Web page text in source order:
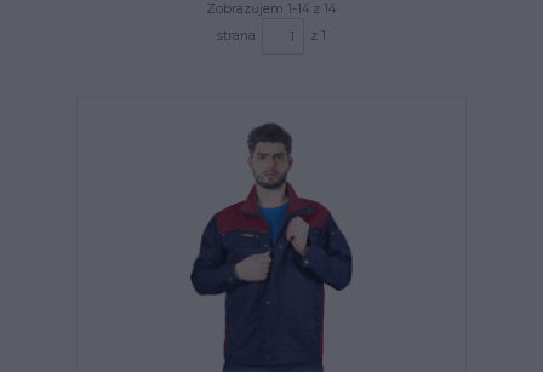
Zobrazujem 1-14 z 14
strana
z 1